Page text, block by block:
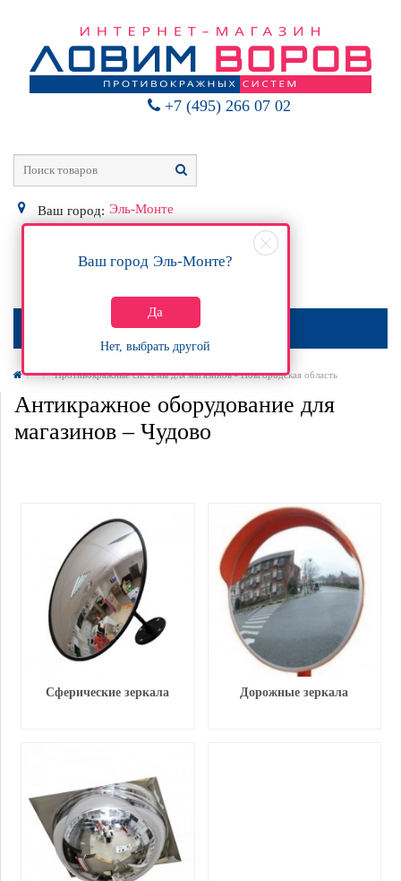
+7 (495) 266 07 02
Ваш город: Эль-Монте
Ваш город Эль-Монте?
Да
Нет, выбрать другой
0Р
МЕНЮ
Противокражные системы для магазинов - Новгородская область
Антикражное оборудование для
магазинов – Чудово
Сферические зеркала Дорожные зеркала